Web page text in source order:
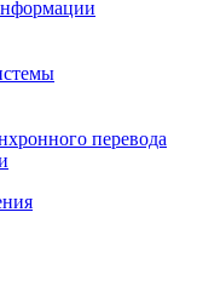
перевода